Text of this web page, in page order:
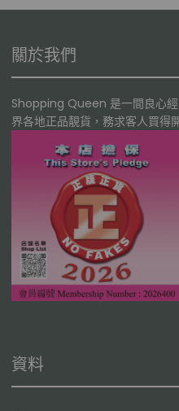
關於我們
Shopping Queen 是一間良心
界各地正品靚貨，務求客人買得
資料